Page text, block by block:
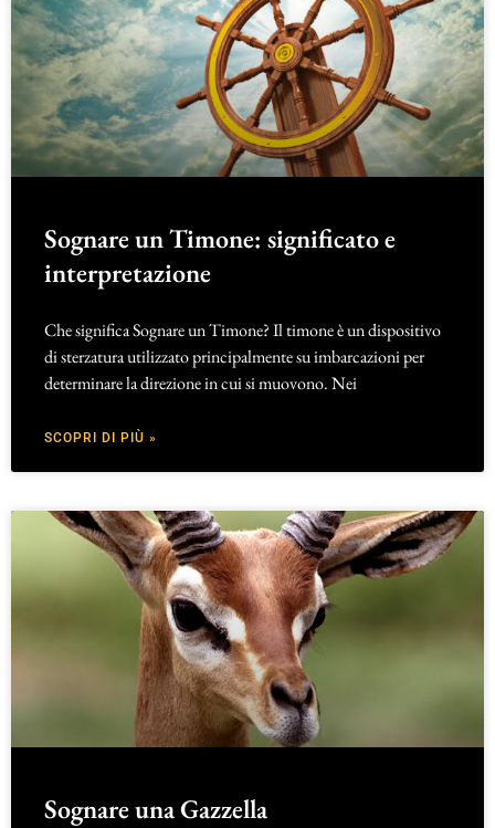
Sognare un Timone: significato e
interpretazione
Che significa Sognare un Timone? Il timone è un dispositivo
di sterzatura utilizzato principalmente su imbarcazioni per
determinare la direzione in cui si muovono. Nei
SCOPRI DI PIÙ »
Sognare una Gazzella